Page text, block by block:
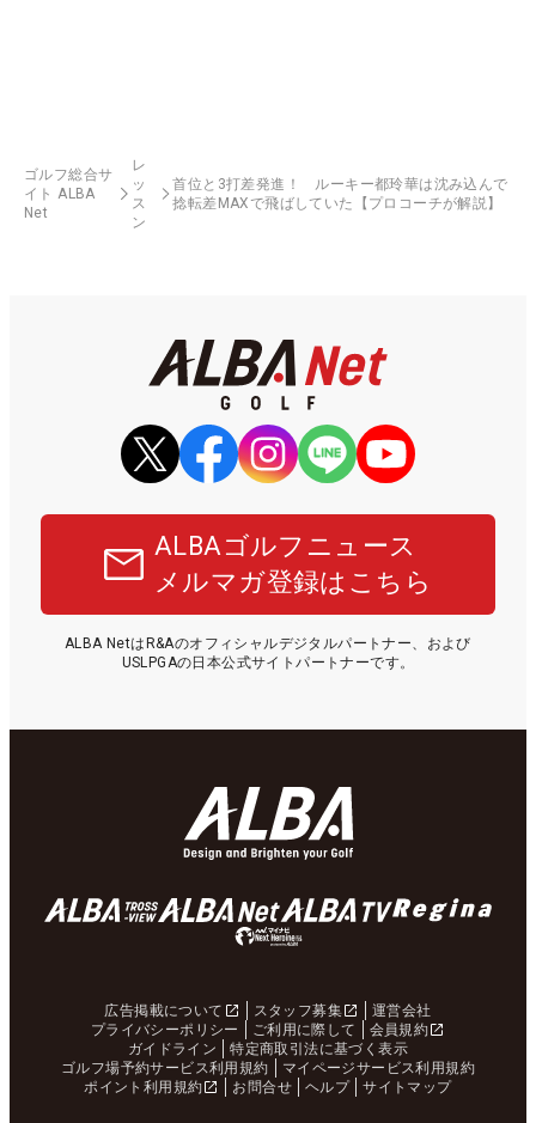
ゴルフ総合サ
イト ALBA
Net
レ
ッ
ス
ン
首位と3打差発進！ ルーキー都玲華は沈み込んで
捻転差MAXで飛ばしていた【プロコーチが解説】
ALBAゴルフニュース
メルマガ登録はこちら
ALBA NetはR&Aのオフィシャルデジタルパートナー、および
USLPGAの日本公式サイトパートナーです。
広告掲載について スタッフ募集
運営会社
プライバシーポリシー
ご利用に際して
会員規約
ガイドライン
特定商取引法に基づく表示
ゴルフ場予約サービス利用規約
マイページサービス利用規約
ポイント利用規約
お問合せ ヘルプ サイトマップ